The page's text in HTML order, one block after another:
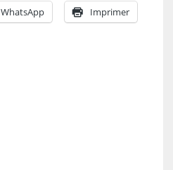
WhatsApp Imprimer